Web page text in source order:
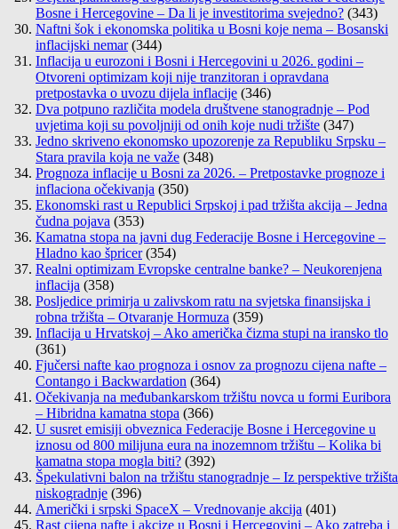
Bosne i Hercegovine – Da li je investitorima svejedno? (343)
Naftni šok i ekonomska politika u Bosni koje nema – Bosanski
inflacijski nemar (344)
Inflacija u eurozoni i Bosni i Hercegovini u 2026. godini –
Otvoreni optimizam koji nije tranzitoran i opravdana
pretpostavka o uvozu dijela inflacije (346)
Dva potpuno različita modela društvene stanogradnje – Pod
uvjetima koji su povoljniji od onih koje nudi tržište (347)
Jedno skriveno ekonomsko upozorenje za Republiku Srpsku –
Stara pravila koja ne važe (348)
Prognoza inflacije u Bosni za 2026. – Pretpostavke prognoze i
inflaciona očekivanja (350)
Ekonomski rast u Republici Srpskoj i pad tržišta akcija – Jedna
čudna pojava (353)
Kamatna stopa na javni dug Federacije Bosne i Hercegovine –
Hladno kao špricer (354)
Realni optimizam Evropske centralne banke? – Neukorenjena
inflacija (358)
Posljedice primirja u zalivskom ratu na svjetska finansijska i
robna tržišta – Otvaranje Hormuza (359)
Inflacija u Hrvatskoj – Ako američka čizma stupi na iransko tlo
(361)
Fjučersi nafte kao prognoza i osnov za prognozu cijena nafte –
Contango i Backwardation (364)
Očekivanja na međubankarskom tržištu novca u formi Euribora
– Hibridna kamatna stopa (366)
U susret emisiji obveznica Federacije Bosne i Hercegovine u
iznosu od 800 milijuna eura na inozemnom tržištu – Kolika bi
kamatna stopa mogla biti? (392)
Špekulativni balon na tržištu stanogradnje – Iz perspektive tržišta
niskogradnje (396)
Američki i srpski SpaceX – Vrednovanje akcija (401)
Rast cijena nafte i akcize u Bosni i Hercegovini – Ako zatreba i